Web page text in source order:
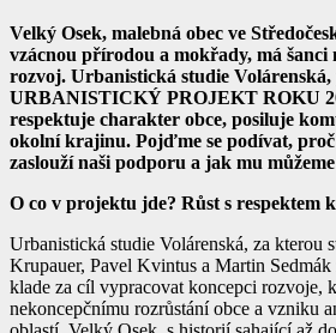
Velký Osek, malebná obec ve
vzácnou přírodou a mokřady, má šanci
rozvoj. Urbanistická studie Volárenská,
URBANISTICKÝ PROJEKT ROKU
respektuje charakter obce, posiluje
okolní krajinu. Pojďme se podívat,
zaslouží naši podporu a jak mu
O co v projektu jde? Růst s respektem
Urbanistická studie Volárenská, za kterou
Krupauer, Pavel Kvintus a Martin
klade za cíl vypracovat koncepci rozvoje,
nekoncepčnímu rozrůstání obce a vzniku